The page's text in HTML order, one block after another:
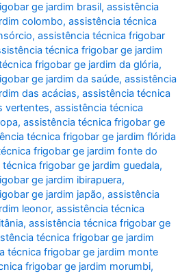
ge jardim brasil,assistência
colombo,assistência técnica
,assistência técnica frigobar
técnica frigobar ge jardim
frigobar ge jardim da glória,
ge jardim da saúde,assistência
das acácias,assistência técnica
vertentes,assistência técnica
,assistência técnica frigobar ge
técnica frigobar ge jardim flórida
frigobar ge jardim fonte do
frigobar ge jardim guedala,
ge jardim ibirapuera,
ge jardim japão,assistência
leonor,assistência técnica
,assistência técnica frigobar ge
técnica frigobar ge jardim
técnica frigobar ge jardim monte
frigobar ge jardim morumbi,